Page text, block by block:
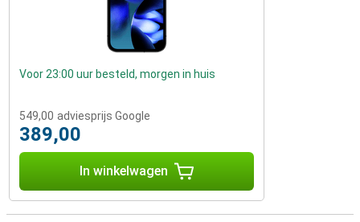
Voor 23:00 uur besteld, morgen in huis
549,00 adviesprijs Google
389,00
In winkelwagen